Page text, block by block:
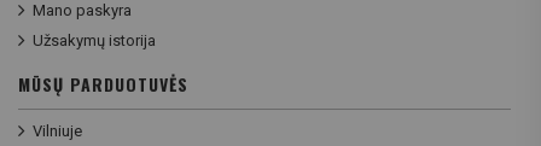
Mano paskyra
Užsakymų istorija
MŪSŲ PARDUOTUVĖS
Vilniuje